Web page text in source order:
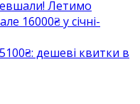
Летимо
16000₴ у січні-
дешеві квитки в